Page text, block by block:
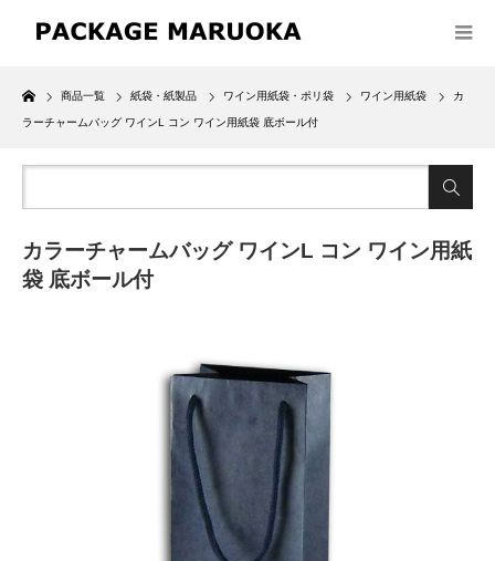
Home
商品一覧 紙袋・紙製品 ワイン用紙袋・ポリ袋 ワイン用紙袋 カ
ラーチャームバッグ ワインL コン ワイン用紙袋 底ボール付
カラーチャームバッグ ワインL コン ワイン用紙
袋 底ボール付